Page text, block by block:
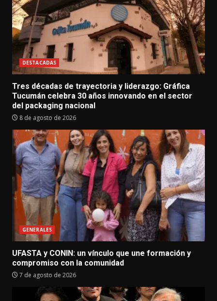
DESTACADAS
Tres décadas de trayectoria y liderazgo: Gráfica
Tucumán celebra 30 años innovando en el sector
del packaging nacional
8 de agosto de 2026
GENERALES
UFASTA y CONIN: un vínculo que une formación y
compromiso con la comunidad
7 de agosto de 2026